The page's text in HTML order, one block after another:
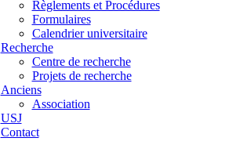
Règlements et Procédures
Formulaires
Calendrier universitaire
Recherche
Centre de recherche
Projets de recherche
Anciens
Association
USJ
Contact